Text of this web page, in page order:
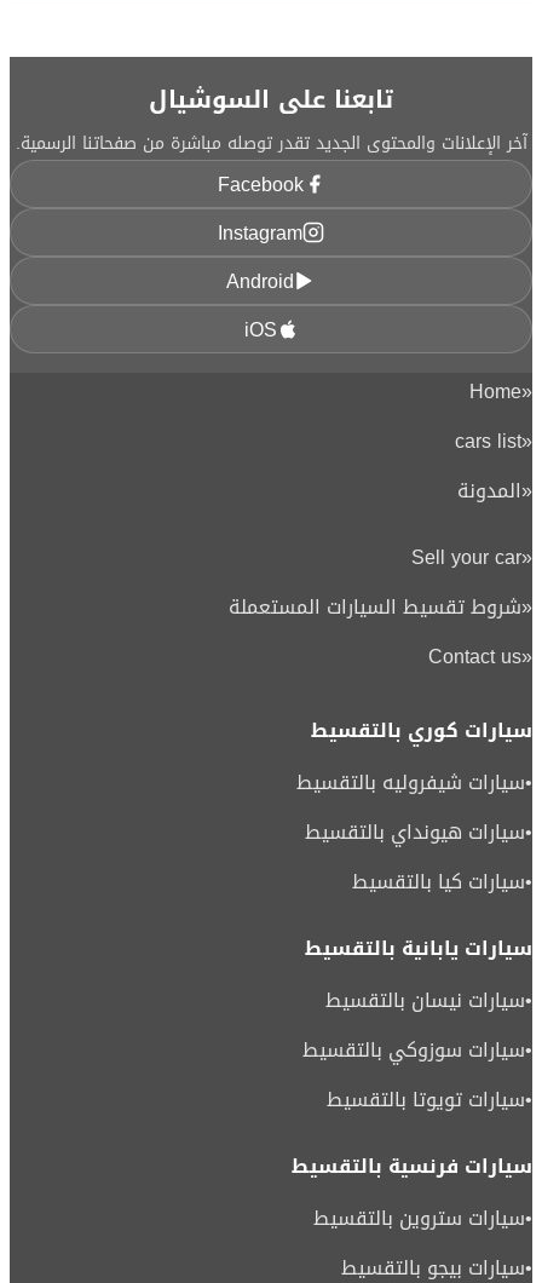
تابعنا على السوشيال
آخر الإعلانات والمحتوى الجديد تقدر توصله مباشرة من صفحاتنا الرسمية.
Facebook
Instagram
Android
iOS
«
Home
«
cars list
«المدونة
«
Sell your car
«شروط تقسيط السيارات المستعملة
«
Contact us
سيارات كوري بالتقسيط
•سيارات شيفروليه بالتقسيط
•سيارات هيونداي بالتقسيط
•سيارات كيا بالتقسيط
سيارات يابانية بالتقسيط
•سيارات نيسان بالتقسيط
•سيارات سوزوكي بالتقسيط
•سيارات تويوتا بالتقسيط
سيارات فرنسية بالتقسيط
•سيارات ستروين بالتقسيط
•سيارات بيجو بالتقسيط